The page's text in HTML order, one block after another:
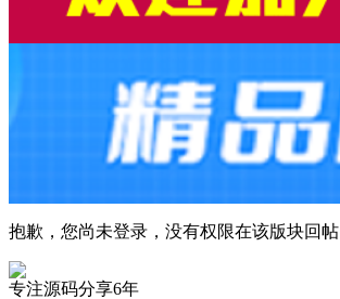
抱歉，您尚未登录，没有权限在该版块回帖
专注源码分享6年